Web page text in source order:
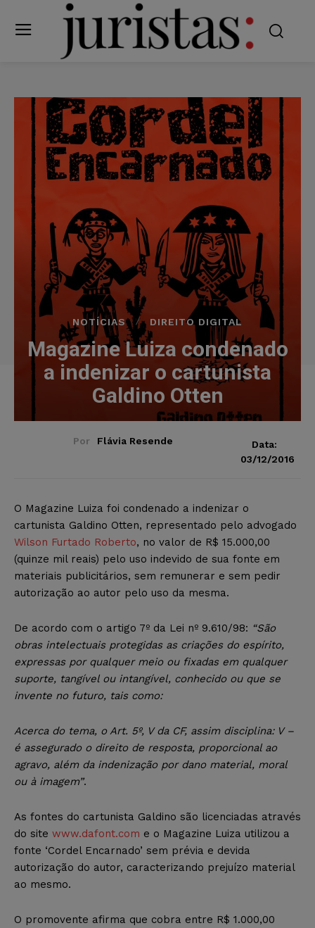
NOTÍCIAS DIREITO DIGITAL
Magazine Luiza condenado
a indenizar o cartunista
Galdino Otten
Por Flávia Resende
Data:
03/12/2016
O Magazine Luiza foi condenado a indenizar o
cartunista Galdino Otten, representado pelo advogado
Wilson Furtado Roberto, no valor de R$ 15.000,00
(quinze mil reais) pelo uso indevido de sua fonte em
materiais publicitários, sem remunerar e sem pedir
autorização ao autor pelo uso da mesma.
De acordo com o artigo 7º da Lei nº 9.610/98: “São
obras intelectuais protegidas as criações do espírito,
expressas por qualquer meio ou fixadas em qualquer
suporte, tangível ou intangível, conhecido ou que se
invente no futuro, tais como:
Acerca do tema, o Art. 5º, V da CF, assim disciplina: V –
é assegurado o direito de resposta, proporcional ao
agravo, além da indenização por dano material, moral
ou à imagem”.
As fontes do cartunista Galdino são licenciadas através
do site www.dafont.com e o Magazine Luiza utilizou a
fonte ‘Cordel Encarnado’ sem prévia e devida
autorização do autor, caracterizando prejuízo material
ao mesmo.
O promovente afirma que cobra entre R$ 1.000,00